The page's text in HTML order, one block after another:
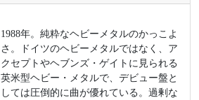
1988年。純粋なヘビーメタルのかっこよ
さ。ドイツのヘビーメタルではなく、ア
クセプトやヘブンズ・ゲイトに見られる
英米型ヘビー・メタルで、デビュー盤と
しては圧倒的に曲が優れている。過剰な